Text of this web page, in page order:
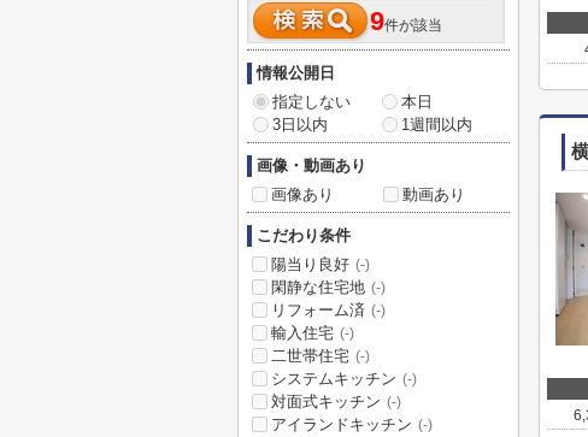
9件が該当
情報公開日
指定しない
本日
3日以内
1週間以内
画像・動画あり
画像あり
動画あり
こだわり条件
陽当り良好 (-)
閑静な住宅地 (-)
リフォーム済 (-)
輸入住宅 (-)
二世帯住宅 (-)
システムキッチン (-)
対面式キッチン (-)
アイランドキッチン (-)